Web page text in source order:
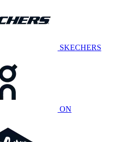
SKECHERS
ON